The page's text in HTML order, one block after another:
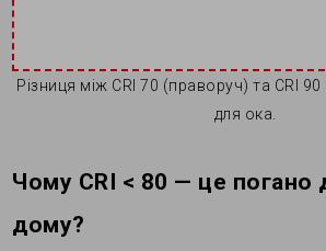
Різниця між CRI 70 (праворуч) та CRI
для ока.
Чому CRI < 80 — це погано
дому?